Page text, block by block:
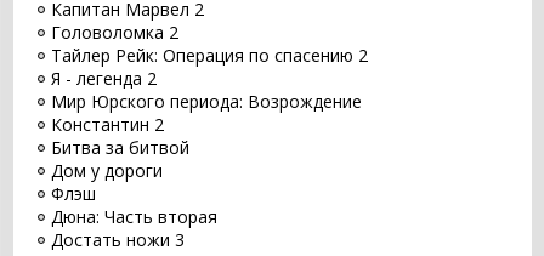
Капитан Марвел 2
Головоломка 2
Тайлер Рейк: Операция по спасению 2
Я - легенда 2
Мир Юрского периода: Возрождение
Константин 2
Битва за битвой
Дом у дороги
Флэш
Дюна: Часть вторая
Достать ножи 3